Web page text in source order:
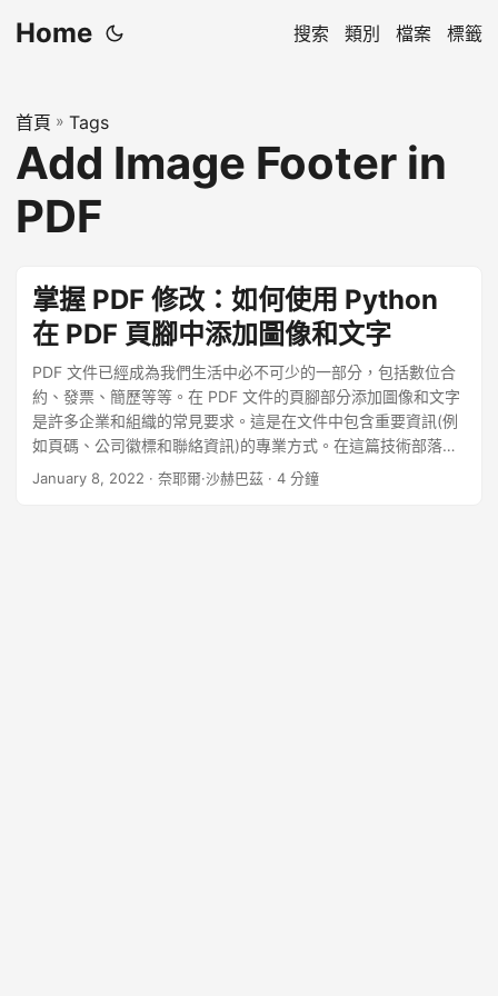
Home 搜索 類別 檔案 標籤
首頁 » Tags
Add Image Footer in
PDF
掌握 PDF 修改：如何使用 Python
在 PDF 頁腳中添加圖像和文字
PDF 文件已經成為我們生活中必不可少的一部分，包括數位合
約、發票、簡歷等等。在 PDF 文件的頁腳部分添加圖像和文字
是許多企業和組織的常見要求。這是在文件中包含重要資訊(例
如頁碼、公司徽標和聯絡資訊)的專業方式。在這篇技術部落格
文章中，我們將討論如何使用 Python 程式語言將圖像和文字新
January 8, 2022 · 奈耶爾·沙赫巴茲 · 4 分鐘